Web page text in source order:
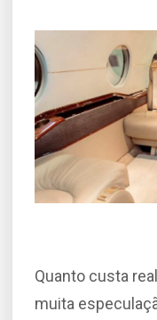
Quanto custa
muita